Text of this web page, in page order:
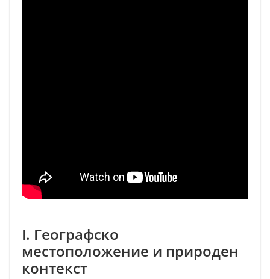
I. Географско
местоположение и природен
контекст